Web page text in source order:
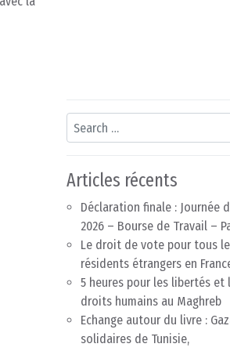
Search
Articles récents
Déclaration finale : Journée
2026 – Bourse de Travail –
Le droit de vote pour tous
résidents étrangers en
5 heures pour les libertés et
droits humains au Maghreb
Echange autour du livre :
solidaires de Tunisie,